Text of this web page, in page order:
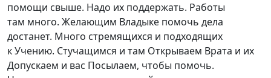
помощи свыше. Надо их поддержать. Работы
там много. Желающим Владыке помочь дела
достанет. Много стремящихся и подходящих
к Учению. Стучащимся и там Открываем Врата и их
Допускаем и вас Посылаем, чтобы помочь.